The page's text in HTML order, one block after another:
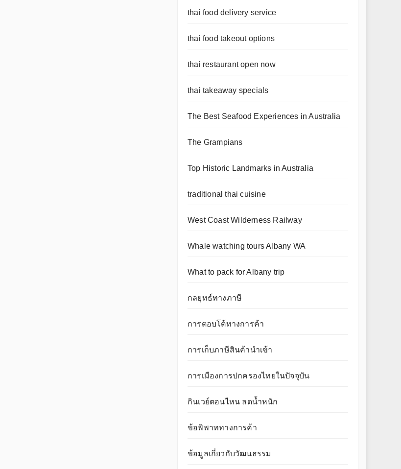
thai food delivery service
thai food takeout options
thai restaurant open now
thai takeaway specials
The Best Seafood Experiences in Australia
The Grampians
Top Historic Landmarks in Australia
traditional thai cuisine
West Coast Wilderness Railway
Whale watching tours Albany WA
What to pack for Albany trip
กลยุทธ์ทางภาษี
การตอบโต้ทางการค้า
การเก็บภาษีสินค้านำเข้า
การเมืองการปกครองไทยในปัจจุบัน
กินเวย์ตอนไหน ลดน้ำหนัก
ข้อพิพาททางการค้า
ข้อมูลเกี่ยวกับวัฒนธรรม